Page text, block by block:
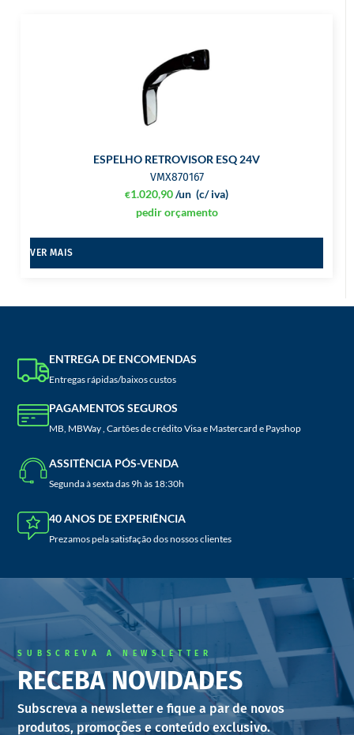
ESPELHO RETROVISOR ESQ 24V
VMX870167
€1.020,90 (c/ iva)
/un
pedir orçamento
VER MAIS
ENTREGA DE ENCOMENDAS
Entregas rápidas/baixos custos
PAGAMENTOS SEGUROS
MB, MBWay , Cartões de crédito Visa e Mastercard e Payshop
ASSITÊNCIA PÓS-VENDA
Segunda à sexta das 9h às 18:30h
40 ANOS DE EXPERIÊNCIA
Prezamos pela satisfação dos nossos clientes
SUBSCREVA A NEWSLETTER
RECEBA NOVIDADES
Subscreva a newsletter e fique a par de novos
produtos, promoções e conteúdo exclusivo.